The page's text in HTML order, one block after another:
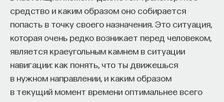
средство и каким образом оно собирается
попасть в точку своего назначения. Это ситуация,
которая очень редко возникает перед человеком,
является краеугольным камнем в ситуации
навигации: как понять, что ты движешься
в нужном направлении, и каким образом
в текущий момент времени оптимальнее всего
ПостНаука, который дал голос учёным и навсегда
изменил медийное пространство на русском
языке. В 2021 году в Лондоне он основал компанию
Naukka, помогающую учёным
и предпринимателям превращать их идеи
в технологии и успешные стартапы. Теперь
команда ПостНауки запускает новый сервис —
математических наук Владимир Сурдин.
Когда не было электронных часов,
специальных точных приборов, которые
в лаборатории могут создать нам секунду,
минуту, сутки, единственными, кто умел
измерять время, были древние астрономы,